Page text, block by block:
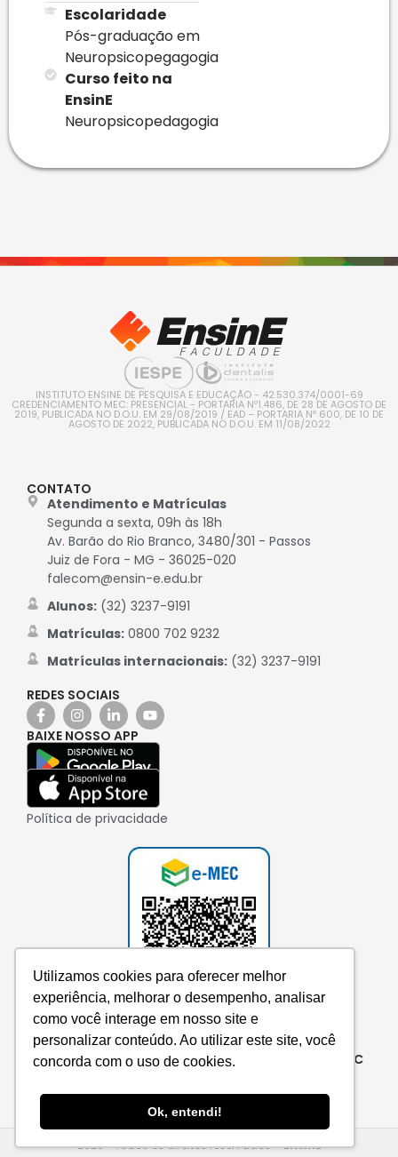
Utilizamos cookies para oferecer melhor
experiência, melhorar o desempenho, analisar
como você interage em nosso site e
personalizar conteúdo. Ao utilizar este site, você
concorda com o uso de cookies.
Ok, entendi!
Escolaridade
Pós-graduação em
Neuropsicopegagogia
Curso feito na
EnsinE
Neuropsicopedagogia
INSTITUTO ENSINE DE PESQUISA E EDUCAÇÃO - 42.530.374/0001-69
CREDENCIAMENTO MEC: PRESENCIAL - PORTARIA Nº1.486, DE 28 DE AGOSTO DE
2019, PUBLICADA NO D.O.U. EM 29/08/2019 / EAD – PORTARIA Nº 600, DE 10 DE
AGOSTO DE 2022, PUBLICADA NO D.O.U. EM 11/08/2022
CONTATO
Atendimento e Matrículas
Segunda a sexta, 09h às 18h
Av. Barão do Rio Branco, 3480/301 - Passos
Juiz de Fora - MG - 36025-020
falecom@ensin-e.edu.br
Alunos:(32) 3237-9191
Matrículas:0800 702 9232
Matrículas internacionais:(32) 3237-9191
REDES SOCIAIS
BAIXE NOSSO APP
Política de privacidade
Consulte aqui o cadastro da instituição no e-MEC
2026 • Todos os direitos reservados –EnsinE